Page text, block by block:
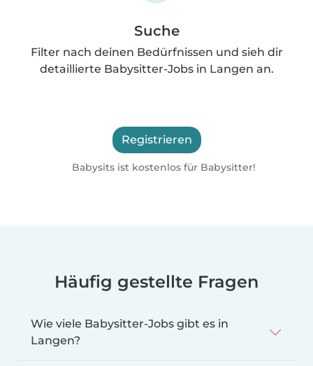
Suche
Filter nach deinen Bedürfnissen und sieh dir
detaillierte Babysitter-Jobs in Langen an.
Registrieren
Babysits ist kostenlos für Babysitter!
Häufig gestellte Fragen
Wie viele Babysitter-Jobs gibt es in
Langen?